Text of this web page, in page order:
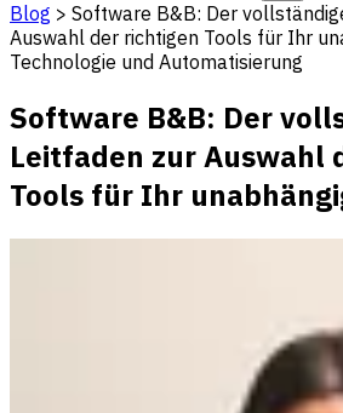
Blog > Software B&B: Der
Auswahl der richtigen Tools für Ihr
Technologie und Automatisierung
Software B&B: Der
Leitfaden zur Auswahl
Tools für Ihr